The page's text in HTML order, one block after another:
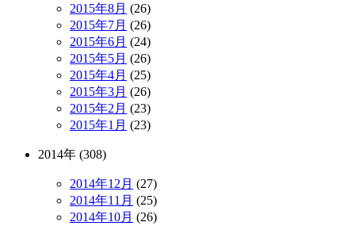
2015年8月 (26)
2015年7月 (26)
2015年6月 (24)
2015年5月 (26)
2015年4月 (25)
2015年3月 (26)
2015年2月 (23)
2015年1月 (23)
2014年 (308)
2014年12月 (27)
2014年11月 (25)
2014年10月 (26)